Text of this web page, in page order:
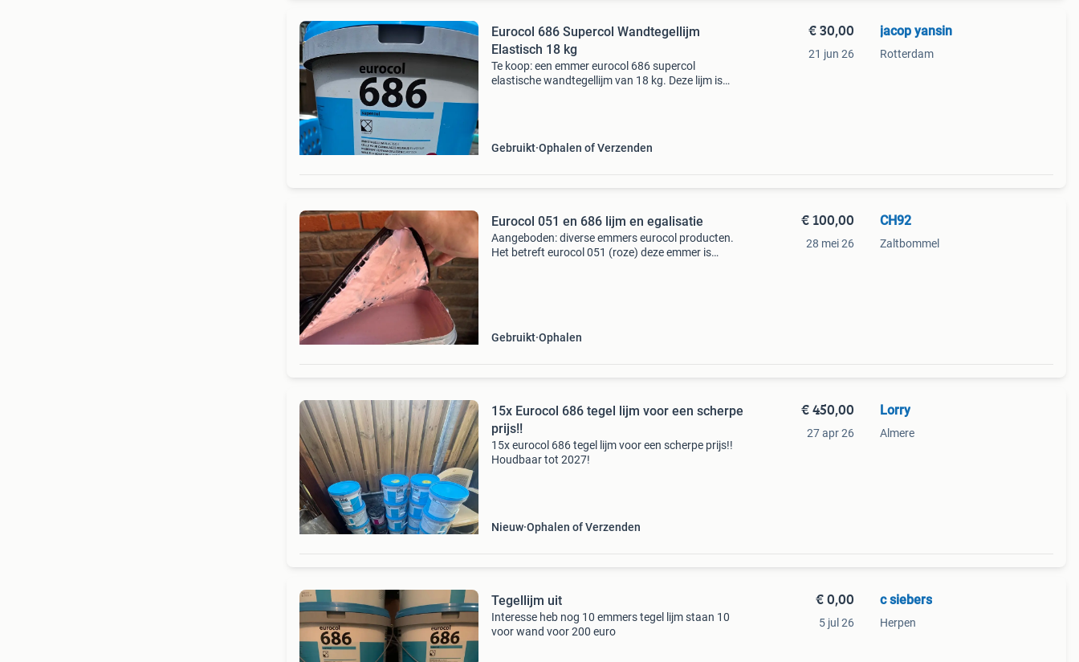
Eurocol 686 Supercol Wandtegellijm
Elastisch 18 kg
Te koop: een emmer eurocol 686 supercol
elastische wandtegellijm van 18 kg. Deze lijm is
Gebruikt Ophalen of Verzenden
€ 30,00
21 jun 26
jacop yansin
Rotterdam
Eurocol 051 en 686 lijm en egalisatie
Aangeboden: diverse emmers eurocol producten.
Het betreft eurocol 051 (roze) deze emmer is
Gebruikt Ophalen
€ 100,00
28 mei 26
CH92
Zaltbommel
15x Eurocol 686 tegel lijm voor een scherpe
prijs!!
15x eurocol 686 tegel lijm voor een scherpe prijs!!
Houdbaar tot 2027!
Nieuw Ophalen of Verzenden
€ 450,00
27 apr 26
Lorry
Almere
Tegellijm uit
Interesse heb nog 10 emmers tegel lijm staan 10
voor wand voor 200 euro
€ 0,00
5 jul 26
c siebers
Herpen